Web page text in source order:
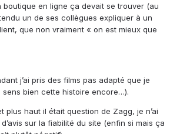
en ligne ça devait se trouver (au
un de ses collègues expliquer à un
que non vraiment « on est mieux que
j’ai pris des films pas adapté que je
bien cette histoire encore…).
plus haut il était question de Zagg, je n’ai
sur la fiabilité du site (enfin si mais ça